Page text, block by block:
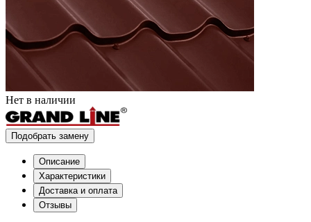
Нет в наличии
Подобрать замену
Описание
Характеристики
Доставка и оплата
Отзывы